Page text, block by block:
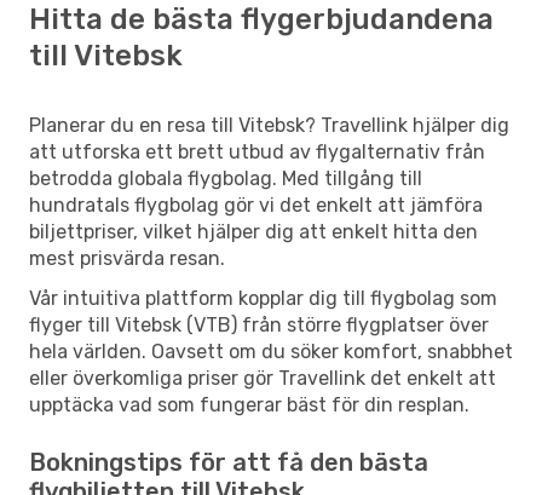
Hitta de bästa flygerbjudandena
till Vitebsk
Planerar du en resa till Vitebsk? Travellink hjälper dig
att utforska ett brett utbud av flygalternativ från
betrodda globala flygbolag. Med tillgång till
hundratals flygbolag gör vi det enkelt att jämföra
biljettpriser, vilket hjälper dig att enkelt hitta den
mest prisvärda resan.
Vår intuitiva plattform kopplar dig till flygbolag som
flyger till Vitebsk (VTB) från större flygplatser över
hela världen. Oavsett om du söker komfort, snabbhet
eller överkomliga priser gör Travellink det enkelt att
upptäcka vad som fungerar bäst för din resplan.
Bokningstips för att få den bästa